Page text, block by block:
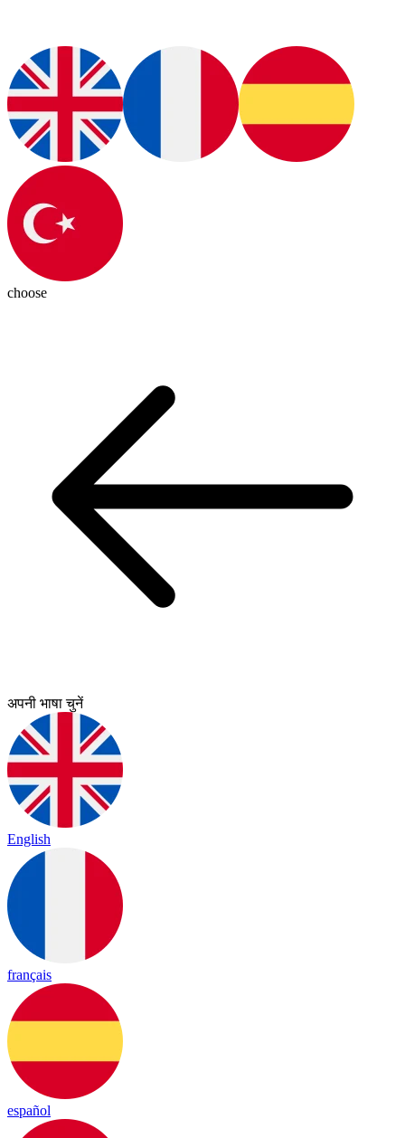
choose
अपनी भाषा चुनें
English
français
español